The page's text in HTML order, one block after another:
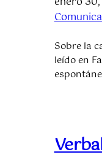
Sobre la
leído en